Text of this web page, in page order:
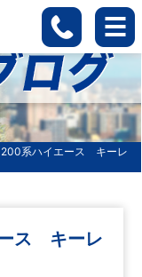
200系ハイエース キーレ
ス キーレ